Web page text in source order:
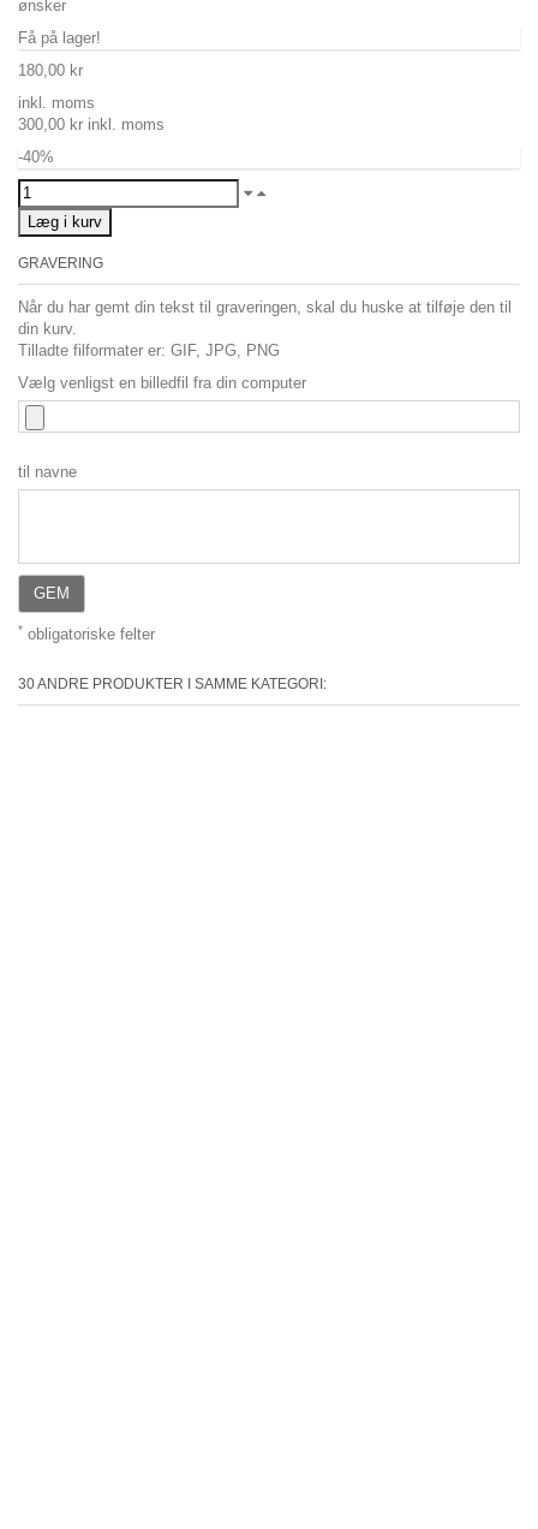
ønsker
Få på lager!
180,00 kr
inkl. moms
300,00 kr inkl. moms
-40%
Læg i kurv
GRAVERING
Når du har gemt din tekst til graveringen, skal du huske at tilføje den til
din kurv.
Tilladte filformater er: GIF, JPG, PNG
Vælg venligst en billedfil fra din computer
til navne
GEM
* obligatoriske felter
30 ANDRE PRODUKTER I SAMME KATEGORI: